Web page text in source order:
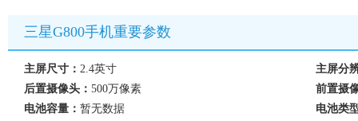
三星G800手机重要参数
主屏尺寸： 2.4英寸
主屏分
后置摄像头： 500万像素
前置摄
电池容量： 暂无数据
电池类